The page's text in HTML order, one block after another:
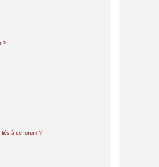
?
liés à ce forum ?